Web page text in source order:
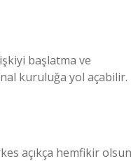
başlatma ve
kuruluğa yol açabilir.
açıkça hemfikir